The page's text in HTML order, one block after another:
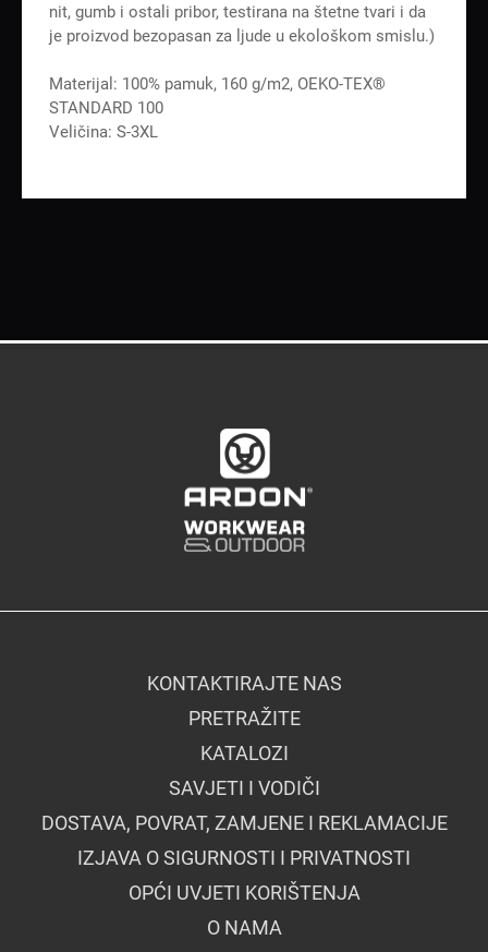
nit, gumb i ostali pribor, testirana na štetne tvari i da
je proizvod bezopasan za ljude u ekološkom smislu.)
Materijal: 100% pamuk, 160 g/m2, OEKO-TEX®
STANDARD 100
Veličina: S-3XL
KONTAKTIRAJTE NAS
PRETRAŽITE
KATALOZI
SAVJETI I VODIČI
DOSTAVA, POVRAT, ZAMJENE I REKLAMACIJE
IZJAVA O SIGURNOSTI I PRIVATNOSTI
OPĆI UVJETI KORIŠTENJA
O NAMA